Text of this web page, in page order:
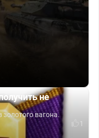
не
золотого вагона.
1